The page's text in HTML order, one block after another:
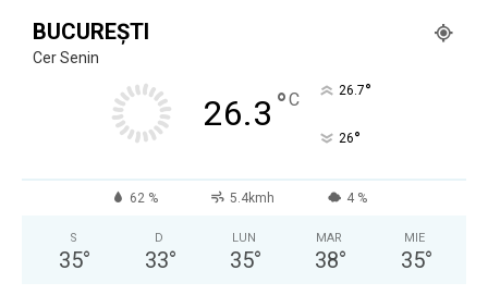
BUCUREȘTI
Cer Senin
26.3 °C 26.7°
26°
62 % 5.4kmh 4 %
S
35°
D
33°
LUN
35°
MAR
38°
MIE
35°